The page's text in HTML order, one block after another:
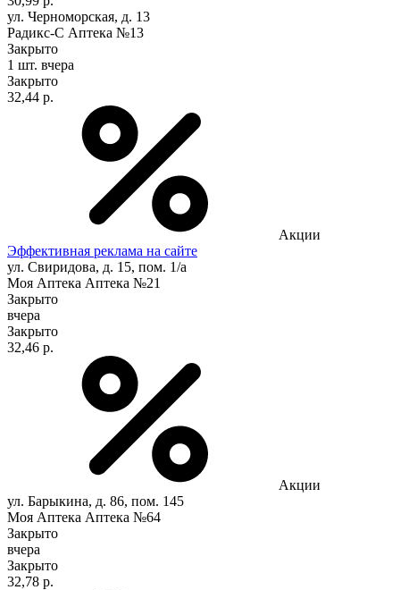
ул. Черноморская, д. 13
Радикс-С Аптека №13
Закрыто
1 шт. вчера
Закрыто
32,44 р.
Акции
Эффективная реклама на сайте
ул. Свиридова, д. 15, пом. 1/а
Моя Аптека Аптека №21
Закрыто
вчера
Закрыто
32,46 р.
Акции
ул. Барыкина, д. 86, пом. 145
Моя Аптека Аптека №64
Закрыто
вчера
Закрыто
32,78 р.